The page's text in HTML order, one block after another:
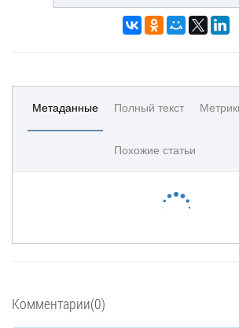
Метаданные Полный текст
Похожие статьи
Комментарии(0)